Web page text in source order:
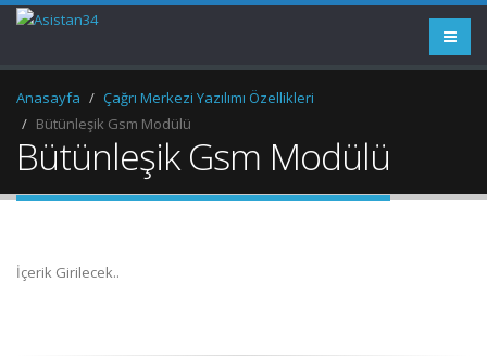
Anasayfa
Çağrı Merkezi Yazılımı Özellikleri
Bütünleşik Gsm Modülü
Bütünleşik Gsm Modülü
İçerik Girilecek..